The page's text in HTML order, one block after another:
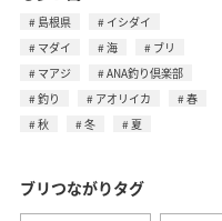
島根県
イシダイ
マダイ
海
ブリ
マアジ
ANA釣り倶楽部
釣り
アオリイカ
春
秋
冬 夏
ブリつながりタグ